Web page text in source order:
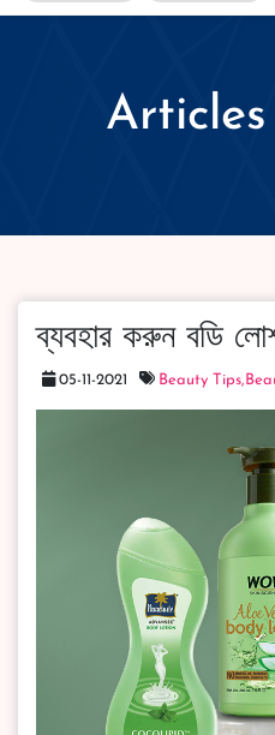
Articles
ব্যবহার করুন বডি
05-11-2021 Beauty Tips,